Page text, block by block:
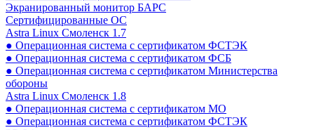
Экранированный монитор БАРС
Сертифицированные ОС
Astra Linux Смоленск 1.7
● Операционная система с сертификатом ФСТЭК
● Операционная система с сертификатом ФСБ
● Операционная система с сертификатом Министерства
обороны
Astra Linux Смоленск 1.8
● Операционная система с сертификатом МО
● Операционная система с сертификатом ФСТЭК